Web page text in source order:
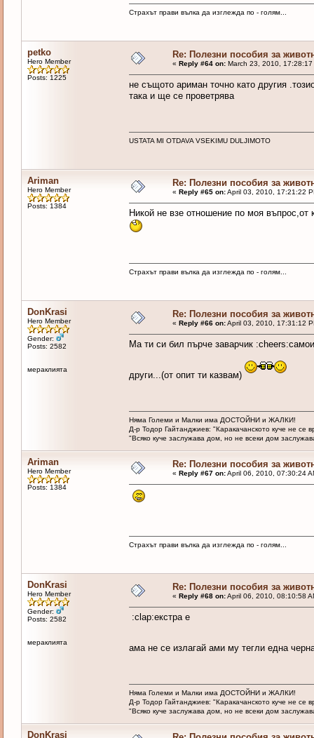
Страхът прави вълка да изглежда по - голям...
petko
Hero Member
Posts: 1225
Re: Полезни пособия за
« Reply #64 on:March 23, 2010, 17:28:17
не същото ариман точно като другия
така и ще се проветрява
USTATA MI OTDAVA VSEKIMU DULJIMOTO
Ariman
Hero Member
Posts: 1384
Re: Полезни пособия за
« Reply #65 on:April 03, 2010, 17:21:22
Никой не взе отношение по моя
Страхът прави вълка да изглежда по - голям...
DonKrasi
Hero Member
Gender:
Posts: 2582
мераклията
Re: Полезни пособия за
« Reply #66 on:April 03, 2010, 17:31:12
Ма ти си бил пърче заварчик
други...(от опит ти казвам)
Няма Големи и Малки има ДОСТОЙНИ и ЖАЛКИ!
Д-р Тодор Гайтанджиев: "Каракачанското куче не
"Всяко куче заслужава дом, но не всеки дом
Ariman
Hero Member
Posts: 1384
Re: Полезни пособия за
« Reply #67 on:April 06, 2010, 07:30:24
Страхът прави вълка да изглежда по - голям...
DonKrasi
Hero Member
Gender:
Posts: 2582
мераклията
Re: Полезни пособия за
« Reply #68 on:April 06, 2010, 08:10:58
:clap:екстра е
ама не се излагай ами му тегли една
Няма Големи и Малки има ДОСТОЙНИ и ЖАЛКИ!
Д-р Тодор Гайтанджиев: "Каракачанското куче не
"Всяко куче заслужава дом, но не всеки дом
DonKrasi